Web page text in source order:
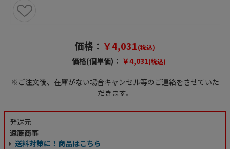
価格： ￥4,031(税込)
価格(個単価)： ￥4,031(税込)
※ご注文後、在庫がない場合キャンセル等のご連絡をさせていた
だきます。
発送元
遠藤商事
送料対策に！商品はこちら